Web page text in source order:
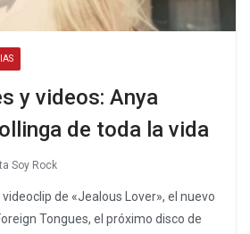
y videos: Anya
de toda la vida
Soy Rock
de «Jealous Lover», el nuevo
Tongues, el próximo disco de